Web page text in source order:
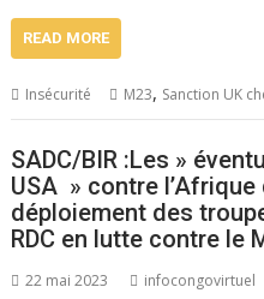
READ MORE
Insécurité M23, Sanction UK
SADC/BIR :Les »
USA » contre
déploiement des
RDC en lutte contre le
22 mai 2023 infocongovirtuel